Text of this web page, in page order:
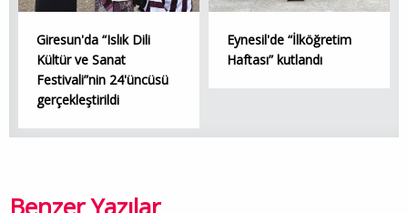
Giresun'da “Islık Dili
Kültür ve Sanat
Festivali”nin 24'üncüsü
gerçekleştirildi
Eynesil'de “İlköğretim
Haftası” kutlandı
Benzer Yazılar